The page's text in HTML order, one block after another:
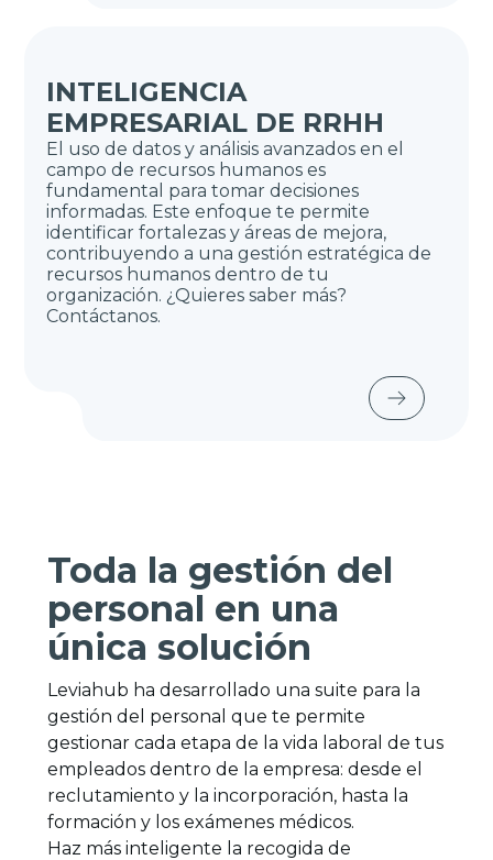
INTELIGENCIA
EMPRESARIAL DE RRHH
El uso de datos y análisis avanzados en el
campo de recursos humanos es
fundamental para tomar decisiones
informadas. Este enfoque te permite
identificar fortalezas y áreas de mejora,
contribuyendo a una gestión estratégica de
recursos humanos dentro de tu
organización. ¿Quieres saber más?
Contáctanos.
Toda la gestión del
personal en una
única solución
Leviahub ha desarrollado una suite para la
gestión del personal que te permite
gestionar cada etapa de la vida laboral de tus
empleados dentro de la empresa: desde el
reclutamiento y la incorporación, hasta la
formación y los exámenes médicos.
Haz más inteligente la recogida de